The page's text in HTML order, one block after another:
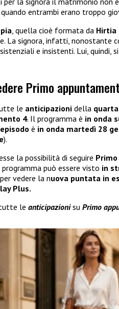
entrambi erano troppo
, quella cioè formata da Hirtia
La signora, infatti, nonostante
e insistenti. Lui, quindi,
Primo
le anticipazioni della
4. Il programma è in onda
è in onda martedì 28
).
la possibilità di seguire
può essere visto in
vedere la nuova puntata in
Plus.
tutte le anticipazionisu Primo